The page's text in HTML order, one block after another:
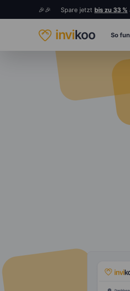
🎉🎉 Spare jetzt bis zu 33 %
invikoo So